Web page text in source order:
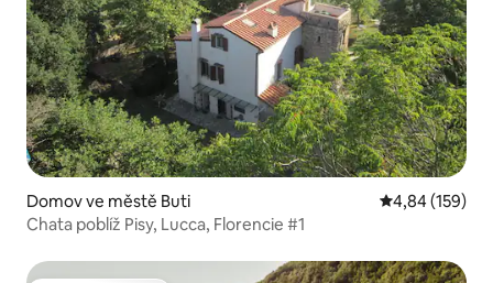
Domov ve městě Buti Průměrné
4,84 (159)
Chata poblíž Pisy, Lucca, Florencie #1